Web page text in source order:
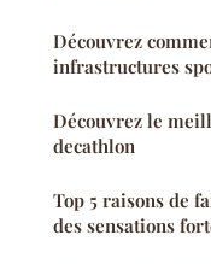
Découvrez
infrastructures
Découvrez le
decathlon
Top 5 raisons de
des sensations